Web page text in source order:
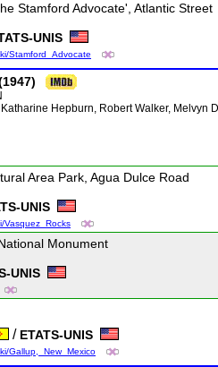
Stamford Advocate', Atlantic Street
UNIS
Stamford_Advocate
Hepburn, Robert Walker, Melvyn
Area Park, Agua Dulce Road
UNIS
Vasquez_Rocks
Monument
UNIS
/ ETATS-UNIS
Gallup,_New_Mexico